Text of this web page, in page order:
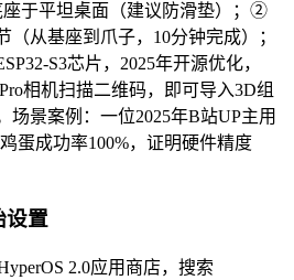
于平坦桌面（建议防滑垫）；②
从基座到爪子，10分钟完成）；
S3芯片，2025年开源优化，
相机扫描二维码，即可导入3D组
场景案例：一位2025年B站UP主用
蛋成功率100%，证明硬件精度
设置
2.0应用商店，搜索